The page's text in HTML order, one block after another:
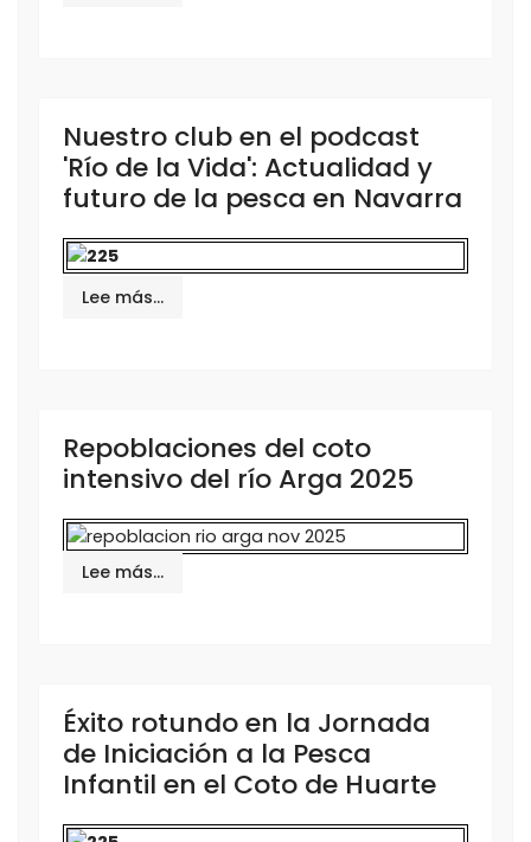
Nuestro club en el podcast
'Río de la Vida': Actualidad y
futuro de la pesca en Navarra
Lee más…
Repoblaciones del coto
intensivo del río Arga 2025
Lee más…
Éxito rotundo en la Jornada
de Iniciación a la Pesca
Infantil en el Coto de Huarte